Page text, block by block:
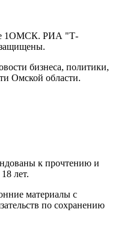
1ОМСК. РИА "Т-
бизнеса, политики,
Омской области.
к прочтению и
лет.
материалы с
по сохранению